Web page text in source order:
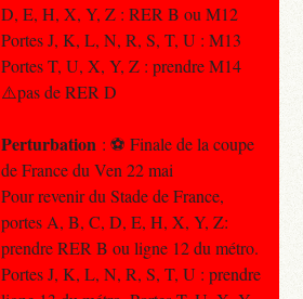
D, E, H, X, Y, Z : RER B ou M12
Portes J, K, L, N, R, S, T, U : M13
Portes T, U, X, Y, Z : prendre M14
⚠️pas de RER D
Perturbation : ⚽️ Finale de la coupe
de France du Ven 22 mai
Pour revenir du Stade de France,
portes A, B, C, D, E, H, X, Y, Z:
prendre RER B ou ligne 12 du métro.
Portes J, K, L, N, R, S, T, U : prendre